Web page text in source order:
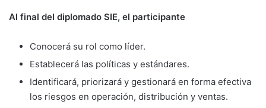
Al final del diplomado SIE, el participante
Conocerá su rol como líder.
Establecerá las políticas y estándares.
Identificará, priorizará y gestionará en forma efectiva
los riesgos en operación, distribución y ventas.